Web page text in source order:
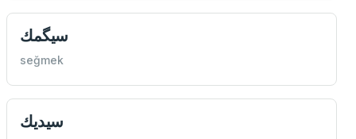
سيگمك
seğmek
سيديك